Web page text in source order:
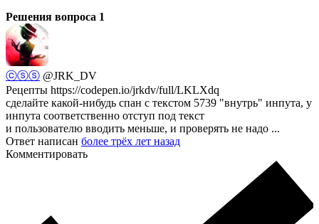
Решения вопроса 1
ⓒⓢⓢ @JRK_DV
Рецепты https://codepen.io/jrkdv/full/LKLXdq
сделайте какой-нибудь спан с текстом 5739 "внутрь" инпута, у
инпута соответственно отступ под текст
и пользователю вводить меньше, и проверять не надо ...
Ответ написан более трёх лет назад
Комментировать